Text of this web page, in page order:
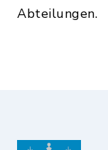
Abteilungen.